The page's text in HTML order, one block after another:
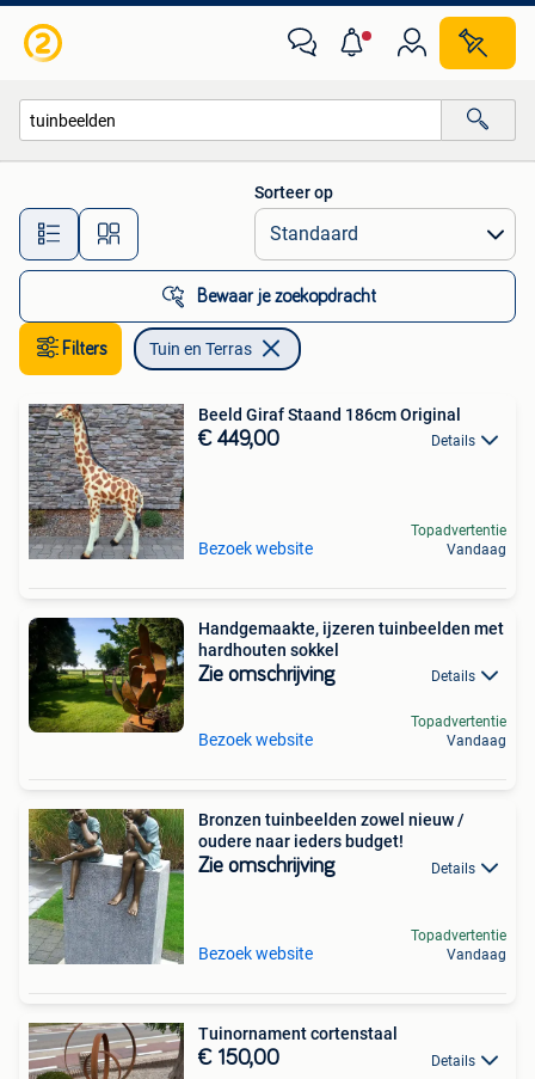
Alle afstanden…
Sorteer op
Bewaar je zoekopdracht
Filters Tuin en Terras
Beeld Giraf Staand 186cm Original
€ 449,00 Details
Bezoek website
Topadvertentie
Vandaag
Handgemaakte, ijzeren tuinbeelden met
hardhouten sokkel
Zie omschrijving Details
Bezoek website
Topadvertentie
Vandaag
Bronzen tuinbeelden zowel nieuw /
oudere naar ieders budget!
Zie omschrijving Details
Bezoek website
Topadvertentie
Vandaag
Tuinornament cortenstaal
€ 150,00 Details